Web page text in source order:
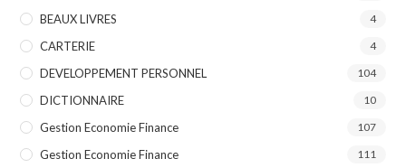
BEAUX LIVRES 4
CARTERIE 4
DEVELOPPEMENT PERSONNEL 104
DICTIONNAIRE 10
Gestion Economie Finance 107
Gestion Economie Finance 111